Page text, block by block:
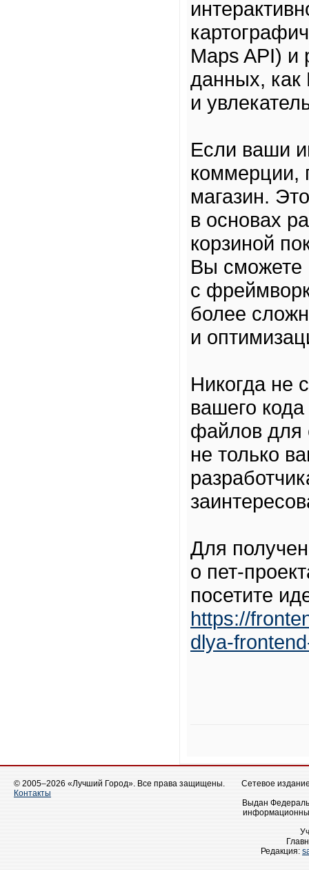
Maps API) и
данных, как
и
Если ваши
коммерции,
магазин.
в основах
корзиной
Вы сможете
с
более
и
Никогда не
вашего
файлов для
не только
Для
о пет-
посетите
https://
dlya-
© 2005–2026 «Лучший Город». Все права защищены.
Контакты
Сетевое
Выдан
Редакция: